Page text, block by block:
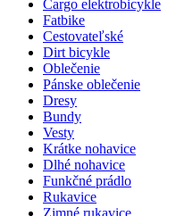
Cargo elektrobicykle
Fatbike
Cestovateľské
Dirt bicykle
Oblečenie
Pánske oblečenie
Dresy
Bundy
Vesty
Krátke nohavice
Dlhé nohavice
Funkčné prádlo
Rukavice
Zimné rukavice